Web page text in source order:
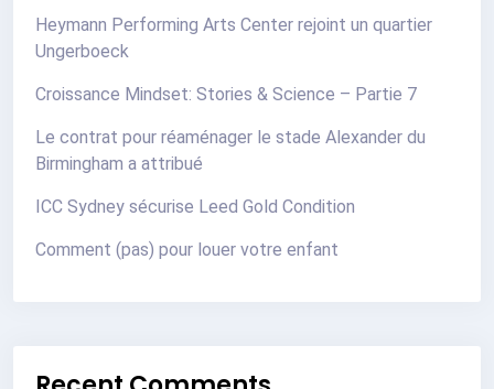
Heymann Performing Arts Center rejoint un quartier
Ungerboeck
Croissance Mindset: Stories & Science – Partie 7
Le contrat pour réaménager le stade Alexander du
Birmingham a attribué
ICC Sydney sécurise Leed Gold Condition
Comment (pas) pour louer votre enfant